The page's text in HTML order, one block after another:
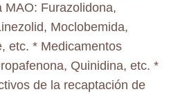
MAO: Furazolidona,
Moclobemida,
etc. * Medicamentos
Quinidina, etc. *
de la recaptación de